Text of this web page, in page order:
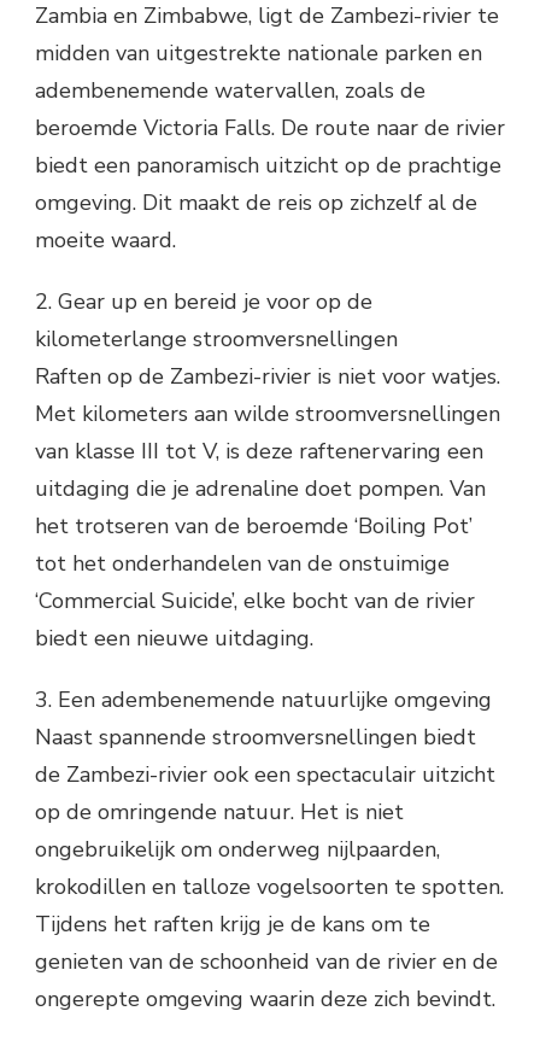
Zambia en Zimbabwe, ligt de Zambezi-rivier te
midden van uitgestrekte nationale parken en
adembenemende watervallen, zoals de
beroemde Victoria Falls. De route naar de rivier
biedt een panoramisch uitzicht op de prachtige
omgeving. Dit maakt de reis op zichzelf al de
moeite waard.
2. Gear up en bereid je voor op de
kilometerlange stroomversnellingen
Raften op de Zambezi-rivier is niet voor watjes.
Met kilometers aan wilde stroomversnellingen
van klasse III tot V, is deze raftenervaring een
uitdaging die je adrenaline doet pompen. Van
het trotseren van de beroemde ‘Boiling Pot’
tot het onderhandelen van de onstuimige
‘Commercial Suicide’, elke bocht van de rivier
biedt een nieuwe uitdaging.
3. Een adembenemende natuurlijke omgeving
Naast spannende stroomversnellingen biedt
de Zambezi-rivier ook een spectaculair uitzicht
op de omringende natuur. Het is niet
ongebruikelijk om onderweg nijlpaarden,
krokodillen en talloze vogelsoorten te spotten.
Tijdens het raften krijg je de kans om te
genieten van de schoonheid van de rivier en de
ongerepte omgeving waarin deze zich bevindt.